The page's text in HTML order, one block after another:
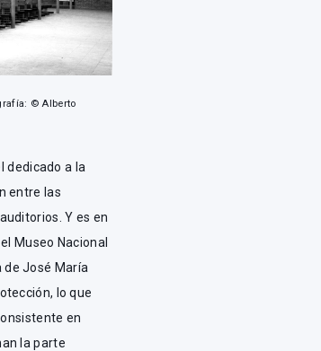
© Alberto
dedicado a la
entre las
Y es en
Museo Nacional
de José María
lo que
en
la parte